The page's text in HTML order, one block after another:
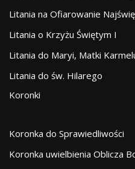
Litania na Ofiarowanie
Litania o Krzyżu Świętym I
Litania do Maryi, Matki
Litania do św. Hilarego
Koronki
Koronka do Sprawiedliwości
Koronka uwielbienia Oblicza